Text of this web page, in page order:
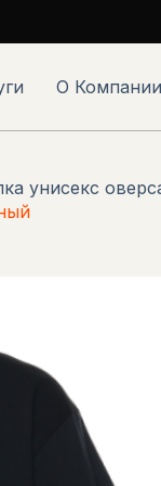
О Компании
унисекс